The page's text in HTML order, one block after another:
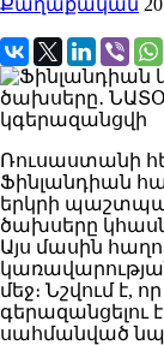
Ռուսաստանի
Ֆինլանդիան
երկրի
ծախսերը
Այս մասին
մեջ։ Նշվում է,
գերազանցելու
սահմանված